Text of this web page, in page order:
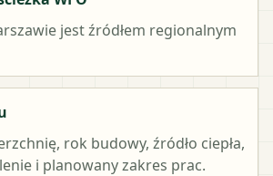
jest źródłem regionalnym
rok budowy, źródło ciepła,
i planowany zakres prac.